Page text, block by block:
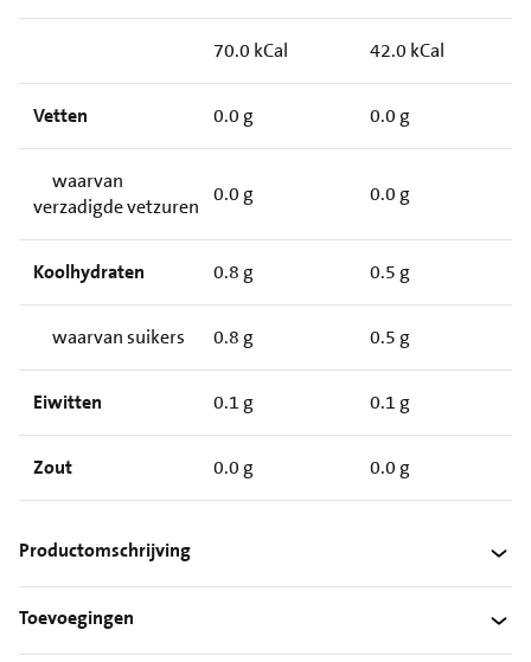
70.0 kCal 42.0 kCal
Vetten 0.0 g 0.0 g
waarvan
verzadigde vetzuren
0.0 g 0.0 g
Koolhydraten 0.8 g 0.5 g
waarvan suikers 0.8 g 0.5 g
Eiwitten 0.1 g 0.1 g
Zout 0.0 g 0.0 g
Productomschrijving
Toevoegingen